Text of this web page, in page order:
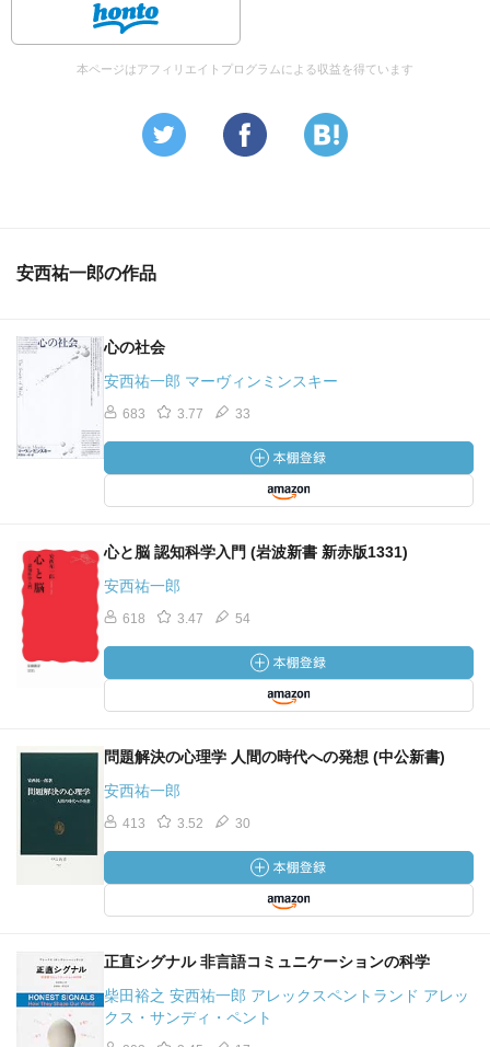
本ページはアフィリエイトプログラムによる収益を得ています
安西祐一郎の作品
心の社会
安西祐一郎 マーヴィンミンスキー
683 3.77 33
心と脳 認知科学入門 (岩波新書 新赤版1331)
安西祐一郎
618 3.47 54
問題解決の心理学 人間の時代への発想 (中公新書)
安西祐一郎
413 3.52 30
正直シグナル 非言語コミュニケーションの科学
柴田裕之 安西祐一郎 アレックスペントランド アレッ
クス・サンディ・ペント